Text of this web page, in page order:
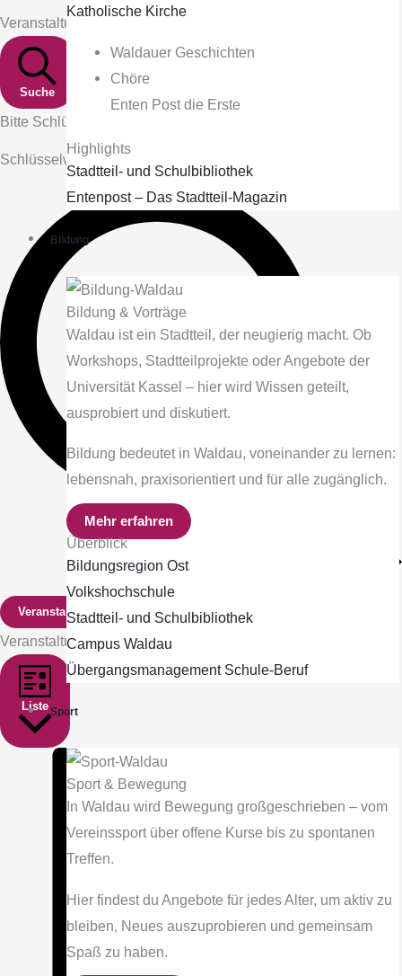
Katholische Kirche
Waldauer Geschichten
Chöre
Enten Post die Erste
Highlights
Stadtteil- und Schulbibliothek
Entenpost – Das Stadtteil-Magazin
Bildung
Bildung & Vorträge
Waldau ist ein Stadtteil, der neugierig macht. Ob
Workshops, Stadtteilprojekte oder Angebote der
Universität Kassel – hier wird Wissen geteilt,
ausprobiert und diskutiert.
Bildung bedeutet in Waldau, voneinander zu lernen:
lebensnah, praxisorientiert und für alle zugänglich.
Mehr erfahren
Überblick
Bildungsregion Ost
Volkshochschule
Stadtteil- und Schulbibliothek
Campus Waldau
Übergangsmanagement Schule‐Beruf
Sport
Sport & Bewegung
In Waldau wird Bewegung großgeschrieben – vom
Vereinssport über offene Kurse bis zu spontanen
Treffen.
Hier findest du Angebote für jedes Alter, um aktiv zu
bleiben, Neues auszuprobieren und gemeinsam
Spaß zu haben.
Veranstaltungen Suche und Ansichten, Navigation
Suche
Bitte Schlüsselwort eingeben. Suche nach Veranstaltungen
Schlüsselwort.
Veranstaltungen suchen
Veranstaltung Ansichten-Navigation
Liste